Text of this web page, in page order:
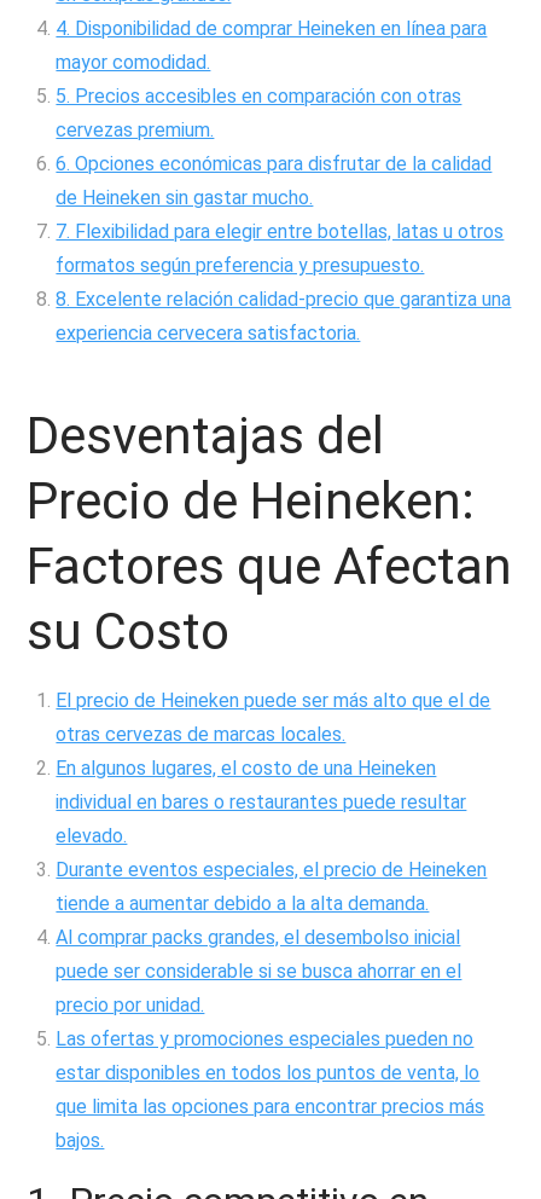
4. Disponibilidad de comprar Heineken en línea para
mayor comodidad.
5. Precios accesibles en comparación con otras
cervezas premium.
6. Opciones económicas para disfrutar de la calidad
de Heineken sin gastar mucho.
7. Flexibilidad para elegir entre botellas, latas u otros
formatos según preferencia y presupuesto.
8. Excelente relación calidad-precio que garantiza una
experiencia cervecera satisfactoria.
Desventajas del
Precio de Heineken:
Factores que Afectan
su Costo
El precio de Heineken puede ser más alto que el de
otras cervezas de marcas locales.
En algunos lugares, el costo de una Heineken
individual en bares o restaurantes puede resultar
elevado.
Durante eventos especiales, el precio de Heineken
tiende a aumentar debido a la alta demanda.
Al comprar packs grandes, el desembolso inicial
puede ser considerable si se busca ahorrar en el
precio por unidad.
Las ofertas y promociones especiales pueden no
estar disponibles en todos los puntos de venta, lo
que limita las opciones para encontrar precios más
bajos.